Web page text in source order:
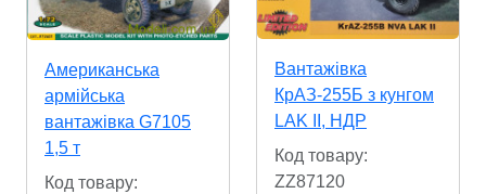
Американська
армійська
вантажівка G7105
1,5 т
Код товару:
Вантажівка
КрАЗ-255Б з кунгом
LAK II, НДР
Код товару:
ZZ87120